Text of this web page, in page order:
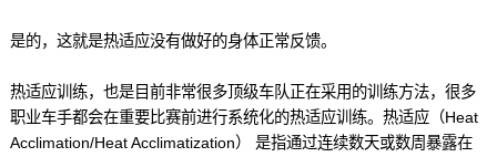
是的，这就是热适应没有做好的身体正常反馈。
热适应训练，也是目前非常很多顶级车队正在采用的训练方法，很多
职业车手都会在重要比赛前进行系统化的热适应训练。热适应（Heat
Acclimation/Heat Acclimatization） 是指通过连续数天或数周暴露在